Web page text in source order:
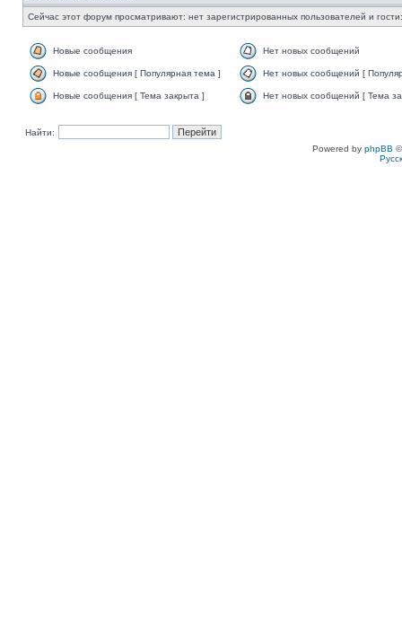
Сейчас этот форум просматривают: нет зарегистрированных пользователей и
Новые сообщения Нет новых сообщений
Новые сообщения [ Популярная тема ] Нет новых сообщений [
Новые сообщения [ Тема закрыта ] Нет новых сообщений [ Тема
Найти:
Powered by phpBB